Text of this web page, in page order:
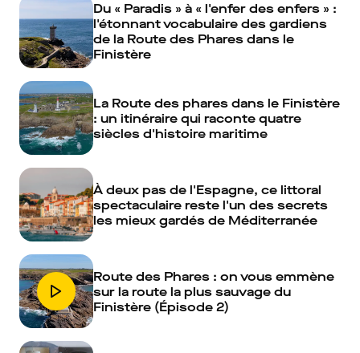
Du « Paradis » à « l'enfer des enfers » :
l'étonnant vocabulaire des gardiens
de la Route des Phares dans le
Finistère
La Route des phares dans le Finistère
: un itinéraire qui raconte quatre
siècles d'histoire maritime
À deux pas de l'Espagne, ce littoral
spectaculaire reste l'un des secrets
les mieux gardés de Méditerranée
Route des Phares : on vous emmène
sur la route la plus sauvage du
Finistère (Épisode 2)